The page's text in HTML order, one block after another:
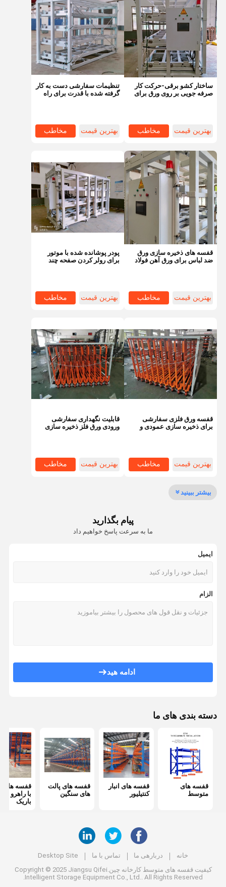
تماس با ما
قفسه های متوسط
قفسه های پالت های سنگین
قفسه های پالت با راهرو بسیار باریک
قفسه های دو نفره
سیستم قفسه های متحرک
رانندگی در قفسه پالت
قفسه بندی پالت فشاری به عقب
قفسه بندی قالب
ظرف مشبک سیمی
داربست ها
قفسه های ذخیره ی لاستیک
میز کار گاراژ صنعتی
حصار ایمنی فولادی
ساختار کشو برقی-حرکت کار
صرفه جویی بر روی ورق برای
بهترین قیمت مخاطب
تنظیمات سفارشی دست به کار
گرفته شده با قدرت برای راه
بهترین قیمت مخاطب
قفسه های ذخیره سازی ورق
ضد لباس برای ورق آهن فولاد
بهترین قیمت مخاطب
پودر پوشانده شده با موتور
برای رولر کردن صفحه چند
بهترین قیمت مخاطب
قفسه ورق فلزی سفارشی
برای ذخیره سازی عمودی و
بهترین قیمت مخاطب
قابلیت نگهداری سفارشی
ورودی ورق فلز ذخیره سازی
بهترین قیمت مخاطب
بیشتر ببینید
پیام بگذارید
ما به سرعت پاسخ خواهیم داد
ایمیل
الزام
ادامه هید
دسته بندی های ما
قفسه های
متوسط
قفسه های انبار
کنتیلیور
قفسه های پالت
های سنگین
قفسه های
با راهرو
باریک
خانه دربارهی ما تماس با ما
Desktop Site
کیفیتقفسه های متوسط
کارخانه چین.Copyright © 2025 Jiangsu Qifei
Intelligent Storage Equipment Co., Ltd.. All Rights Reserved.